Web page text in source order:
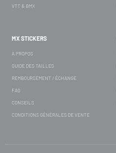
VTT & BMX
MX STICKERS
À PROPOS
GUIDE DES TAILLES
REMBOURSEMENT / ÉCHANGE
FAQ
CONSEILS
CONDITIONS GÉNÉRALES DE VENTE